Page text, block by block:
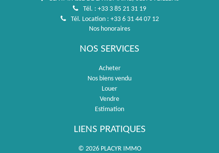
Tél. : +33 3 85 21 31 19
Tél. Location : +33 6 31 44 07 12
Nos honoraires
NOS SERVICES
Acheter
Nos biens vendu
Louer
Vendre
Estimation
LIENS PRATIQUES
© 2026 PLACYR IMMO